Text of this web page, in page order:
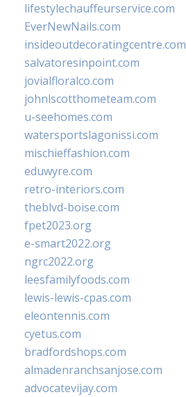
lifestylechauffeurservice.com
EverNewNails.com
insideoutdecoratingcentre.com
salvatoresinpoint.com
jovialfloralco.com
johnlscotthometeam.com
u-seehomes.com
watersportslagonissi.com
mischieffashion.com
eduwyre.com
retro-interiors.com
theblvd-boise.com
fpet2023.org
e-smart2022.org
ngrc2022.org
leesfamilyfoods.com
lewis-lewis-cpas.com
eleontennis.com
cyetus.com
bradfordshops.com
almadenranchsanjose.com
advocatevijay.com